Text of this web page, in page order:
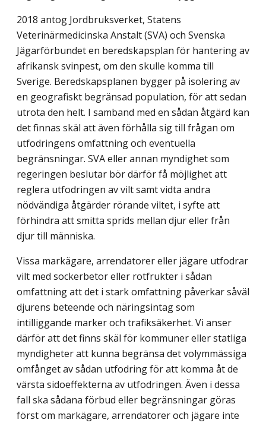
2018 antog Jordbruksverket, Statens
Veterinärmedicinska Anstalt (SVA) och Svenska
Jägarförbundet en beredskapsplan för hantering av
afrikansk svinpest, om den skulle komma till
Sverige. Beredskapsplanen bygger på isolering av
en geografiskt begränsad population, för att sedan
utrota den helt. I samband med en sådan åtgärd kan
det finnas skäl att även förhålla sig till frågan om
utfodringens omfattning och even­tuella
begränsningar. SVA eller annan myndighet som
regeringen beslutar bör därför få möjlighet att
reglera utfodringen av vilt samt vidta andra
nödvändiga åtgärder rörande viltet, i syfte att
förhindra att smitta sprids mellan djur eller från
djur till människa.
Vissa markägare, arrendatorer eller jägare utfodrar
vilt med sockerbetor eller rotfrukter i sådan
omfattning att det i stark omfattning påverkar såväl
djurens beteende och näringsintag som
intilliggande marker och trafiksäkerhet. Vi anser
därför att det finns skäl för kommuner eller statliga
myndigheter att kunna begränsa det volym­mässiga
omfånget av sådan utfodring för att komma åt de
värsta sidoeffekterna av utfodringen. Även i dessa
fall ska sådana förbud eller begränsningar göras
först om markägare, arrendatorer och jägare inte